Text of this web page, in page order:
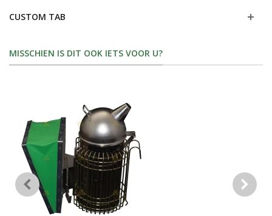
CUSTOM TAB
MISSCHIEN IS DIT OOK IETS VOOR U?